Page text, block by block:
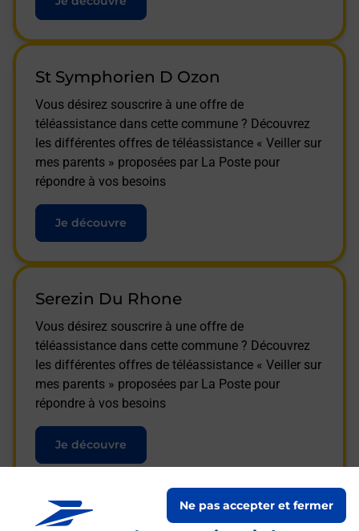
Ne pas accepter et fermer
St Symphorien D Ozon
Vous désirez souscrire à une offre de
téléassistance dans cette commune ? Découvrez
les différentes offres de téléassistance « Veiller sur
mes parents » proposées par La Poste pour
répondre à vos besoins
Je découvre
Serezin Du Rhone
Vous désirez souscrire à une offre de
téléassistance dans cette commune ? Découvrez
les différentes offres de téléassistance « Veiller sur
mes parents » proposées par La Poste pour
répondre à vos besoins
Je découvre